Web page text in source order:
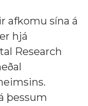
afkomu sína á
hjá
Research
þessum